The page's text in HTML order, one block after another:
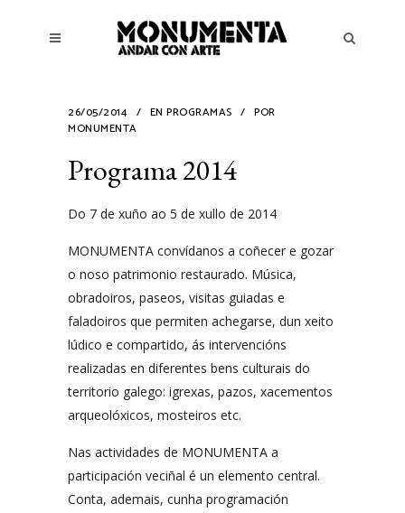
26/05/2014 EN PROGRAMAS
POR
MONUMENTA
Programa 2014
Do 7 de xuño ao 5 de xullo de 2014
MONUMENTA convídanos a coñecer e gozar
o noso patrimonio restaurado. Música,
obradoiros, paseos, visitas guiadas e
faladoiros que permiten achegarse, dun xeito
lúdico e compartido, ás intervencións
realizadas en diferentes bens culturais do
territorio galego: igrexas, pazos, xacementos
arqueolóxicos, mosteiros etc.
Nas actividades de MONUMENTA a
participación veciñal é un elemento central.
Conta, ademais, cunha programación